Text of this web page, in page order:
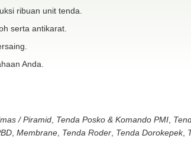
ribuan unit tenda.
serta antikarat.
Anda.
/ Piramid, Tenda Posko & Komando PMI,
, Membrane, Tenda Roder, Tenda Dorokepek,